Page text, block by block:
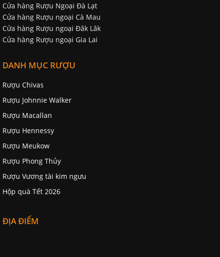
Cửa hàng Rượu Ngoại Đà Lạt
Cửa hàng Rượu ngoại Cà Mau
Cửa hàng Rượu ngoại Đăk Lăk
Cửa hàng Rượu ngoại Gia Lai
DANH MỤC RƯỢU
Rượu Chivas
Rượu Johnnie Walker
Rượu Macallan
Rượu Hennessy
Rượu Meukow
Rượu Phong Thủy
Rượu Vương tài kim ngưu
Hộp quà Tết 2026
ĐỊA ĐIỂM